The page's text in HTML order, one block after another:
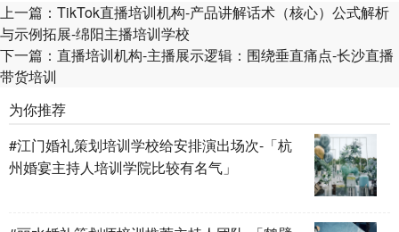
上一篇： TikTok直播培训机构-产品讲解话术（核心）公式解析
与示例拓展-绵阳主播培训学校
下一篇： 直播培训机构-主播展示逻辑：围绕垂直痛点-长沙直播
带货培训
为你推荐
#江门婚礼策划培训学校给安排演出场次-「杭
州婚宴主持人培训学院比较有名气」